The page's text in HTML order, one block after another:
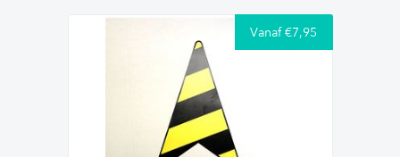
Vanaf €7,95